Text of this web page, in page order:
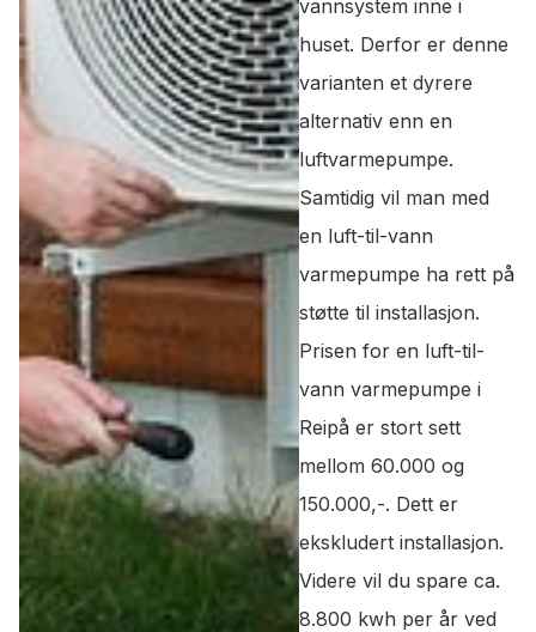
vannsystem inne i
huset. Derfor er denne
varianten et dyrere
alternativ enn en
luftvarmepumpe.
Samtidig vil man med
en luft-til-vann
varmepumpe ha rett på
støtte til installasjon.
Prisen for en luft-til-
vann varmepumpe i
Reipå er stort sett
mellom 60.000 og
150.000,-. Dett er
ekskludert installasjon.
Videre vil du spare ca.
8.800 kwh per år ved